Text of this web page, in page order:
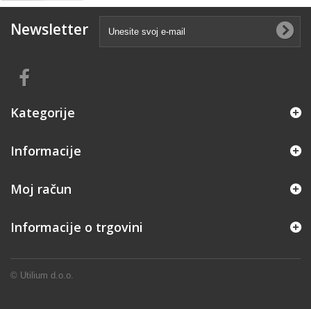
Newsletter
Kategorije
Informacije
© Utilium d.o.o.
Moj račun
Informacije o trgovini